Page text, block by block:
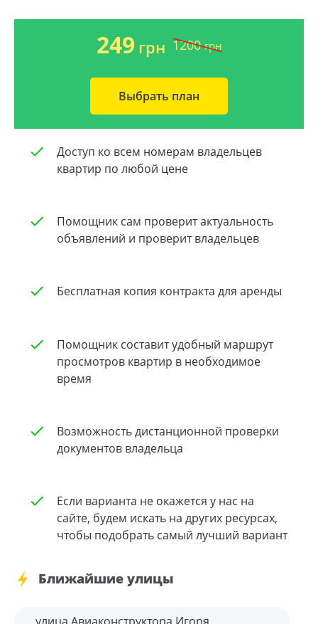
Борисполь
Новострой
Общая площадь квартиры
От 100
249 грн 1200 грн
Выбрать план
Доступ ко всем номерам владельцев
квартир по любой цене
Помощник сам проверит актуальность
объявлений и проверит владельцев
Бесплатная копия контракта для аренды
Помощник составит удобный маршрут
просмотров квартир в необходимое
время
Возможность дистанционной проверки
документов владельца
Если варианта не окажется у нас на
сайте, будем искать на других ресурсах,
чтобы подобрать самый лучший вариант
Ближайшие улицы